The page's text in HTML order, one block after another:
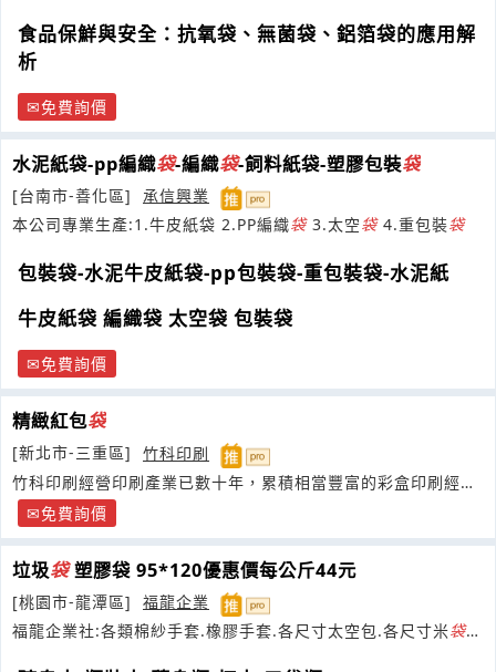
食品保鮮與安全：抗氧袋、無菌袋、鋁箔袋的應用解
析
免費詢價
水泥紙袋-pp編織袋-編織袋-飼料紙袋-塑膠包裝袋
[台南市-善化區]
承信興業
本公司專業生產:1.牛皮紙袋 2.PP編織袋3.太空袋4.重包裝袋
包裝袋-水泥牛皮紙袋-pp包裝袋-重包裝袋-水泥紙
牛皮紙袋 編織袋 太空袋 包裝袋
免費詢價
精緻紅包袋
[新北市-三重區]
竹科印刷
竹科印刷經營印刷產業已數十年，累積相當豐富的彩盒印刷經驗
與流程控管機制
免費詢價
垃圾袋塑膠袋 95*120優惠價每公斤44元
[桃園市-龍潭區]
福龍企業
福龍企業社:各類棉紗手套.橡膠手套.各尺寸太空包.各尺寸米袋.